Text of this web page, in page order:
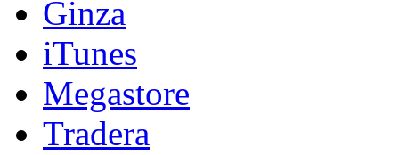
Ginza
iTunes
Megastore
Tradera